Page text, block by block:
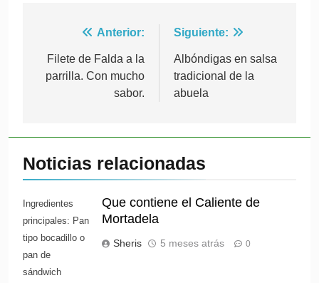
Navegación
de
entradas
Anterior:
Filete de Falda a la
parrilla. Con mucho
sabor.
Siguiente:
Albóndigas en salsa
tradicional de la
abuela
Noticias relacionadas
Ingredientes
principales: Pan
tipo bocadillo o
pan de
sándwich
Que contiene el Caliente de
Mortadela
Sheris 5 meses atrás 0